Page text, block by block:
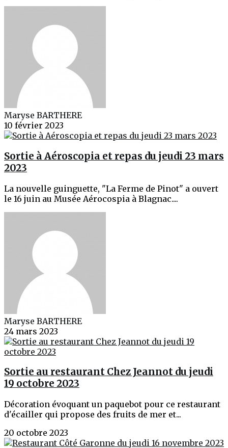
Maryse BARTHERE
10 février 2023
Sortie à Aéroscopia et repas du jeudi 23 mars
2023
La nouvelle guinguette, "La Ferme de Pinot" a ouvert
le 16 juin au Musée Aérocospia à Blagnac....
Maryse BARTHERE
24 mars 2023
Sortie au restaurant Chez Jeannot du jeudi
19 octobre 2023
Décoration évoquant un paquebot pour ce restaurant
d'écailler qui propose des fruits de mer et...
20 octobre 2023